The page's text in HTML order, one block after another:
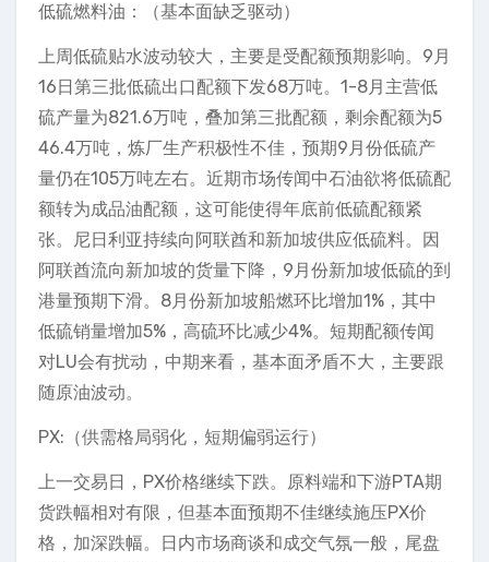
低硫燃料油：（基本面缺乏驱动）
上周低硫贴水波动较大，主要是受配额预期影响。9月
16日第三批低硫出口配额下发68万吨。1-8月主营低
硫产量为821.6万吨，叠加第三批配额，剩余配额为5
46.4万吨，炼厂生产积极性不佳，预期9月份低硫产
量仍在105万吨左右。近期市场传闻中石油欲将低硫配
额转为成品油配额，这可能使得年底前低硫配额紧
张。尼日利亚持续向阿联酋和新加坡供应低硫料。因
阿联酋流向新加坡的货量下降，9月份新加坡低硫的到
港量预期下滑。8月份新加坡船燃环比增加1%，其中
低硫销量增加5%，高硫环比减少4%。短期配额传闻
对LU会有扰动，中期来看，基本面矛盾不大，主要跟
随原油波动。
PX:（供需格局弱化，短期偏弱运行）
上一交易日，PX价格继续下跌。原料端和下游PTA期
货跌幅相对有限，但基本面预期不佳继续施压PX价
格，加深跌幅。日内市场商谈和成交气氛一般，尾盘